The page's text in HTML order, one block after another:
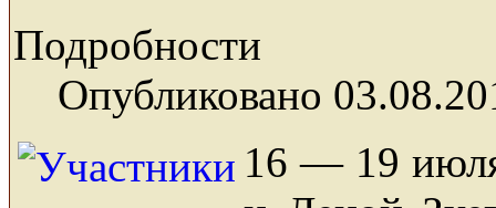
Подробности
Опубликовано
16 — 19